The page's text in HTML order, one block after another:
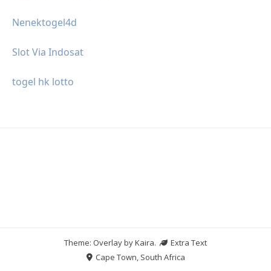
Nenektogel4d
Slot Via Indosat
togel hk lotto
Theme: Overlay byKaira.
Extra Text
Cape Town, South Africa